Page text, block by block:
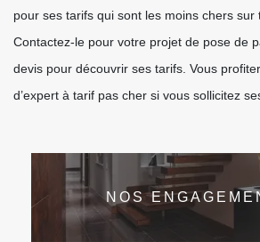
pour ses tarifs qui sont les moins chers sur
Contactez-le pour votre projet de pose de
devis pour découvrir ses tarifs. Vous
d’expert à tarif pas cher si vous sollicitez
NOS